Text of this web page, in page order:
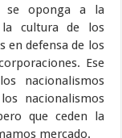
se oponga a la
la cultura de los
en defensa de los
Ese
nacionalismos
nacionalismos
que ceden la
mercado.